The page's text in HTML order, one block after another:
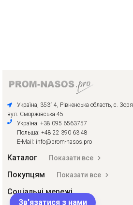
Україна, 35314, Рівненська область, с. Зоря
вул. Сморжівська 45
Україна: +38 095 6563757
Польща: +48 22 390 63 48
E-Mail: info@prom-nasos.pro
Каталог Показати все
Покупцям Показати все
Соціальні мережі
Зв'язатися з нами